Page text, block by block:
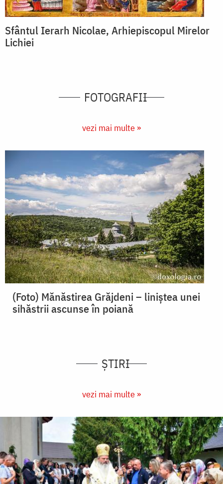
Sfântul Ierarh Nicolae, Arhiepiscopul Mirelor
Lichiei
FOTOGRAFII
vezi mai multe »
(Foto) Mănăstirea Grăjdeni – liniștea unei
sihăstrii ascunse în poiană
ȘTIRI
vezi mai multe »